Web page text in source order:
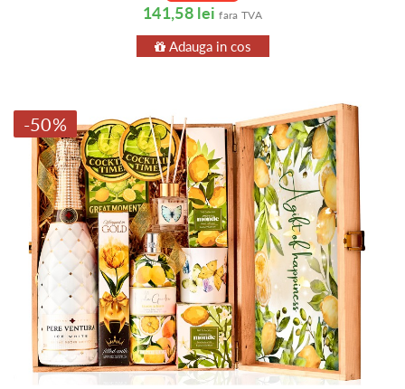
141,58 lei fara TVA
Adauga in cos
-50%